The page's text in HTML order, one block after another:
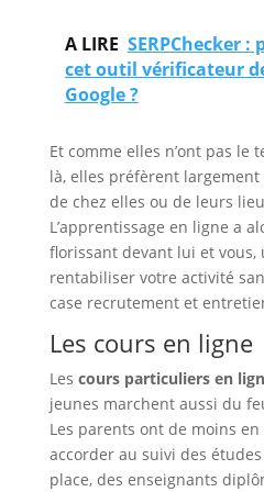
A LIRE SERPChecker
cet outil vérificateur
Google ?
Et comme elles n’ont pas le
là, elles préfèrent largement
de chez elles ou de leurs
L’apprentissage en ligne a
florissant devant lui et vous,
rentabiliser votre activité
case recrutement et
Les cours en ligne
Les cours particuliers en
jeunes marchent aussi du
Les parents ont de moins
accorder au suivi des
place, des enseignants